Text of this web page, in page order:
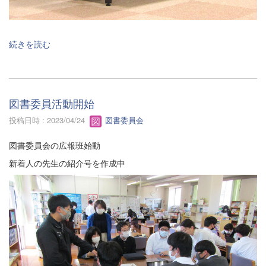
続きを読む
図書委員活動開始
投稿日時 : 2023/04/24 図書委員会
図書委員会の広報班始動
新着人の先生の紹介号を作成中